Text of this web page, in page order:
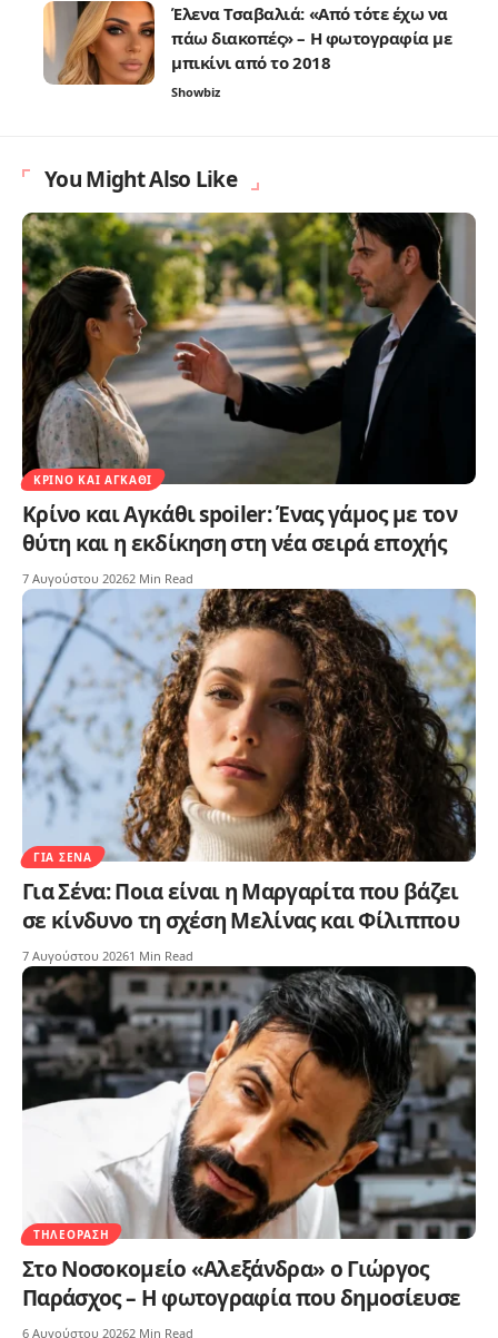
Έλενα Τσαβαλιά: «Από τότε έχω να
πάω διακοπές» – Η φωτογραφία με
μπικίνι από το 2018
Showbiz
You Might Also Like
ΚΡΊΝΟ ΚΑΙ ΑΓΚΆΘΙ
Κρίνο και Αγκάθι spoiler: Ένας γάμος με τον
θύτη και η εκδίκηση στη νέα σειρά εποχής
7 Αυγούστου 20262 Min Read
ΓΙΑ ΣΈΝΑ
Για Σένα: Ποια είναι η Μαργαρίτα που βάζει
σε κίνδυνο τη σχέση Μελίνας και Φίλιππου
7 Αυγούστου 20261 Min Read
ΤΗΛΕΌΡΑΣΗ
Στο Νοσοκομείο «Αλεξάνδρα» ο Γιώργος
Παράσχος – Η φωτογραφία που δημοσίευσε
6 Αυγούστου 20262 Min Read